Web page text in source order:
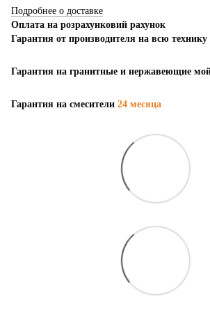
Подробнее о доставке
Оплата на розрахунковий рахунок
Гарантия от производителя на всю технику
Гарантия на гранитные и нержавеющие
Гарантия на смесители 24 месяца